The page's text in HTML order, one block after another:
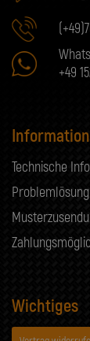
+49
Technische
Problemlösung
Wichtiges